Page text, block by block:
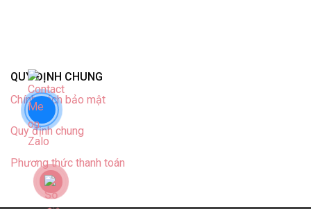
QUY ĐỊNH CHUNG
Chính sách bảo mật
Quy định chung
Phương thức thanh toán